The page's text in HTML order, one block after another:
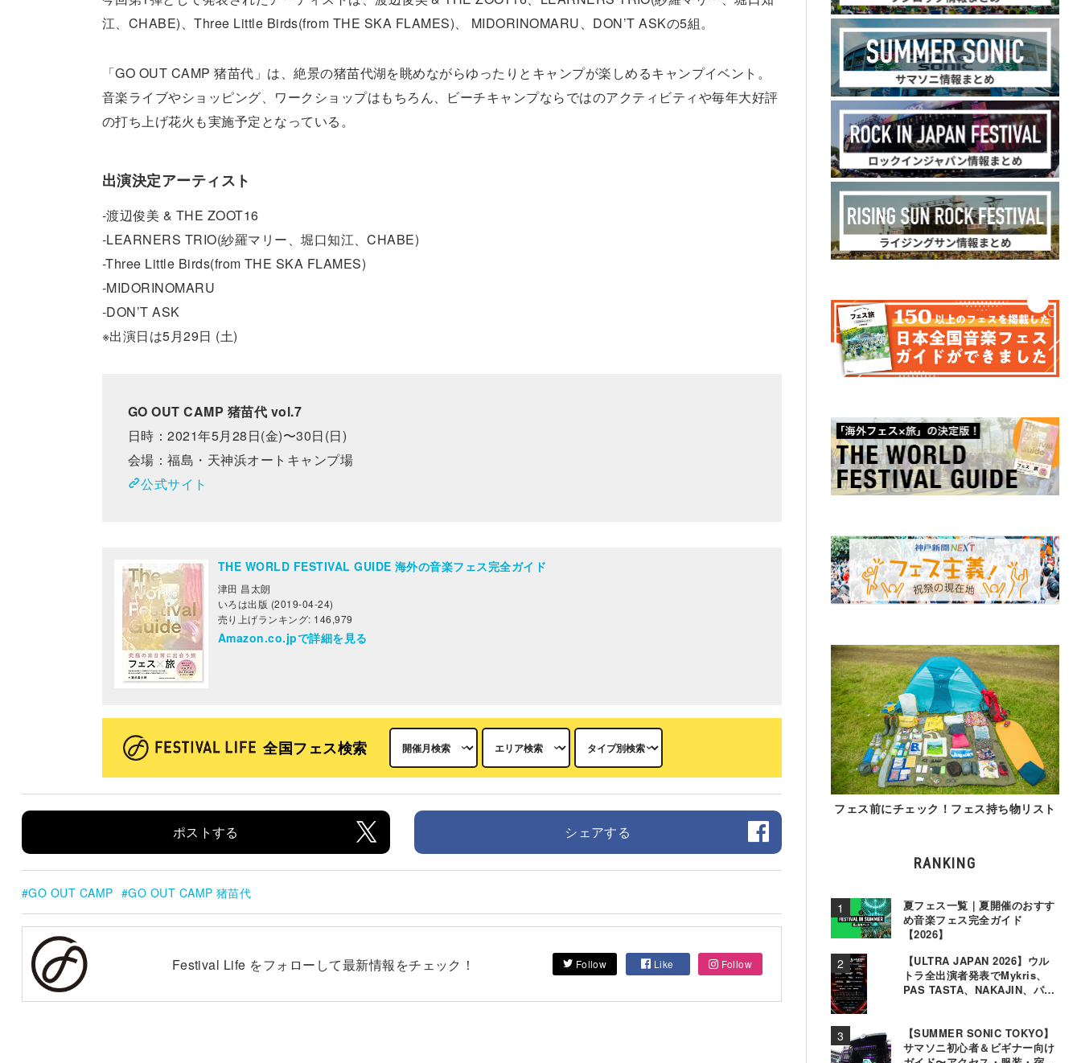
江、CHABE)、Three Little Birds(from THE SKA FLAMES)、 MIDORINOMARU、DON’T ASKの5組。
「GO OUT CAMP 猪苗代」は、絶景の猪苗代湖を眺めながらゆったりとキャンプが楽しめるキャンプイベント。
音楽ライブやショッピング、ワークショップはもちろん、ビーチキャンプならではのアクティビティや毎年大好評
の打ち上げ花火も実施予定となっている。
出演決定アーティスト
-渡辺俊美 & THE ZOOT16
-LEARNERS TRIO(紗羅マリー、堀口知江、CHABE)
-Three Little Birds(from THE SKA FLAMES)
-MIDORINOMARU
-DON’T ASK
※出演日は5月29日 (土)
GO OUT CAMP 猪苗代 vol.7
日時：2021年5月28日(金)〜30日(日)
会場：福島・天神浜オートキャンプ場
公式サイト
THE WORLD FESTIVAL GUIDE 海外の音楽フェス完全ガイド
津田 昌太朗
いろは出版 (2019-04-24)
売り上げランキング: 146,979
Amazon.co.jpで詳細を見る
全国フェス検索
ポストする シェアする
GO OUT CAMP GO OUT CAMP 猪苗代
Festival Life をフォローして最新情報をチェック！ Follow Like Follow
フェス前にチェック！フェス持ち物リスト
RANKING
夏フェス一覧｜夏開催のおすす
め音楽フェス完全ガイド
【2026】
【ULTRA JAPAN 2026】ウル
トラ全出演者発表でMykris、
PAS TASTA、NAKAJIN、パソ
【SUMMER SONIC TOKYO】
サマソニ初心者＆ビギナー向け